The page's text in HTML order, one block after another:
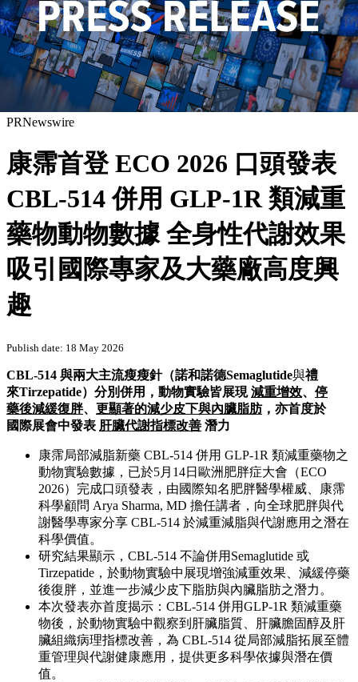
PRNewswire
康霈首登 ECO 2026 口頭發表
CBL-514 併用 GLP-1R 類減重
藥物動物數據 全身性代謝效果
吸引國際專家及大藥廠高度興
趣
Publish date: 18 May 2026
CBL-514 與兩大主流瘦瘦針（諾和諾德Semaglutide與禮
來Tirzepatide）分別併用，動物實驗皆展現減重增效、 停
藥後減緩復胖、 更顯著的減少皮下與內臟脂肪，亦首度於
國際展會中發表 肝臟代謝指標改善 潛力
康霈局部減脂新藥 CBL-514 併用 GLP-1R 類減重藥物之
動物實驗數據，已於5月14日歐洲肥胖症大會（ECO
2026）完成口頭發表，由國際知名肥胖醫學權威、康霈
科學顧問 Arya Sharma, MD 擔任講者，向全球肥胖與代
謝醫學專家分享 CBL-514 於減重減脂與代謝應用之潛在
科學價值。
研究結果顯示，CBL-514 不論併用Semaglutide 或
Tirzepatide，於動物實驗中展現增強減重效果、減緩停藥
後復胖，並進一步減少皮下脂肪與內臟脂肪之潛力。
本次發表亦首度揭示：CBL-514 併用GLP-1R 類減重藥
物後，於動物實驗中觀察到肝臟脂質、肝臟膽固醇及肝
臟組織病理指標改善，為 CBL-514 從局部減脂拓展至體
重管理與代謝健康應用，提供更多科學依據與潛在價
值。